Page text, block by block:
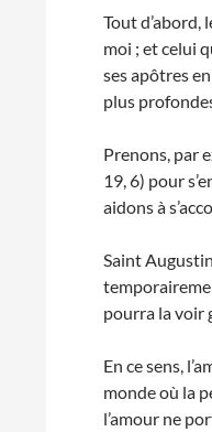
Tout d’abord,
moi ; et celui
ses apôtres
plus
Prenons, par
19, 6) pour
aidons à
Saint
pourra la voir
En ce sens,
monde où la
l’amour ne